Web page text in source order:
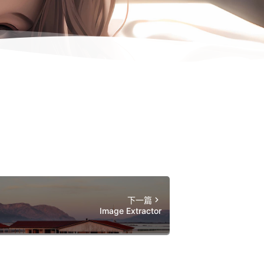
下一篇
Image Extractor